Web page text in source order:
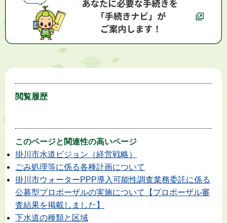
閲覧履歴
このページと 関連性の高いページ
掛川市水道ビジョン（経営戦略）
ごみ処理等に係る各種計画について
掛川市ウォーターPPP導入可能性調査業務委託に係る
公募型プロポーザルの実施について【プロポーザル審
査結果を掲載しました】
下水道の種類と区域